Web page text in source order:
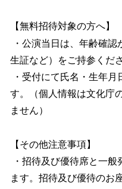
【無料招待対象の方へ】
・公演当日は、年齢確
生証など）をご持参くださ
・受付にて氏名・生年月
す。（個人情報は文化庁
ません）
【その他注意事項】
・招待及び優待席と一般
ます。招待及び優待のお